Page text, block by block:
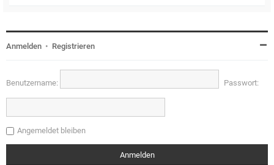
Anmelden • Registrieren
Benutzername: Passwort:
Angemeldet bleiben